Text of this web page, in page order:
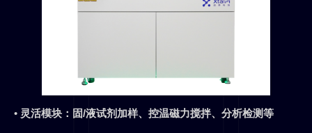
• 灵活模块：固/液试剂加样、控温磁力搅拌、分析检测等